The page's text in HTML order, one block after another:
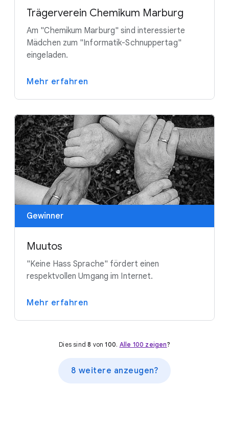
Trägerverein Chemikum Marburg
Am "Chemikum Marburg" sind interessierte
Mädchen zum "Informatik-Schnuppertag"
eingeladen.
Mehr erfahren
Gewinner
Muutos
"Keine Hass Sprache" fördert einen
respektvollen Umgang im Internet.
Mehr erfahren
Dies sind8 von100. Alle 100 zeigen?
8 weitere anzeugen?